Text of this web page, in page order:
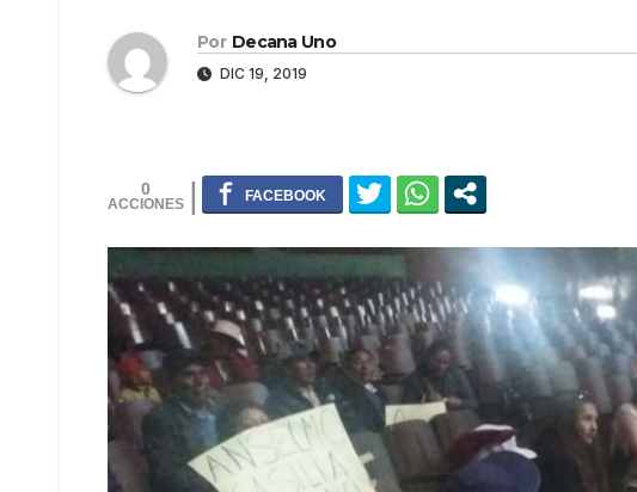
Por Decana Uno
DIC 19, 2019
0